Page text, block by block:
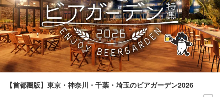
【首都圏版】東京・神奈川・千葉・埼玉のビアガーデン2026